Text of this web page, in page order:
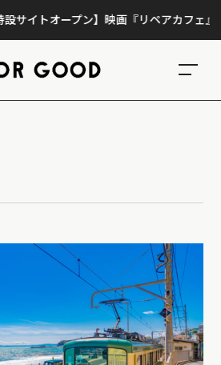
トオープン】映画『リペアカフェ』、上